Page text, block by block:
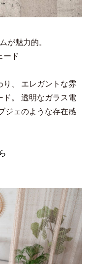
が魅力的。
ード
り、 エレガントな雰
ド。 透明なガラス電
ジェのような存在感